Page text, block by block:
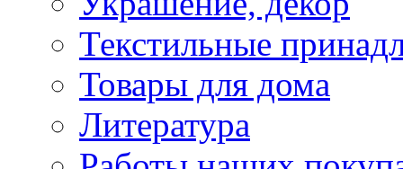
Текстильные
Товары для дома
Литература